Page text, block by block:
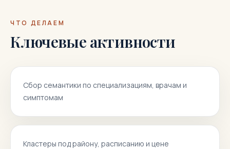
ЧТО ДЕЛАЕМ
Ключевые активности
Сбор семантики по специализациям, врачам и
симптомам
Кластеры под району, расписанию и цене